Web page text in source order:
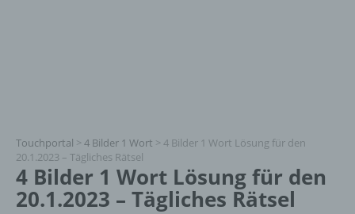
Touchportal > 4 Bilder 1 Wort > 4 Bilder 1 Wort Lösung für den
20.1.2023 – Tägliches Rätsel
4 Bilder 1 Wort Lösung für den
20.1.2023 – Tägliches Rätsel